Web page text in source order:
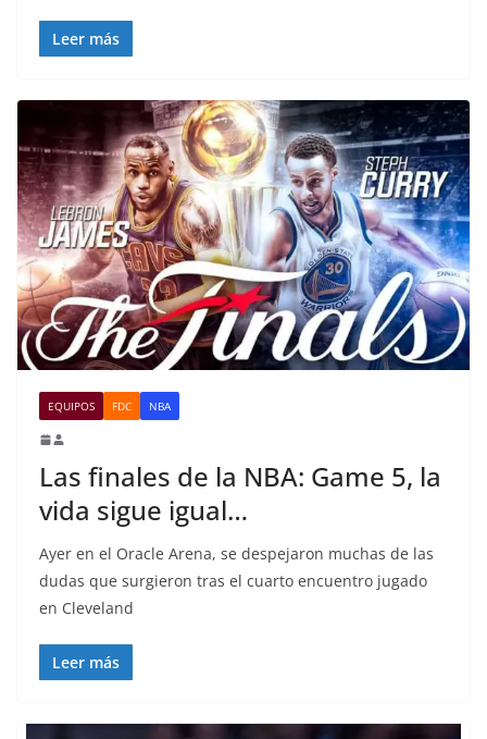
Leer más
EQUIPOS FDC NBA
Las finales de la NBA: Game 5, la
vida sigue igual…
Ayer en el Oracle Arena, se despejaron muchas de las
dudas que surgieron tras el cuarto encuentro jugado
en Cleveland
Leer más